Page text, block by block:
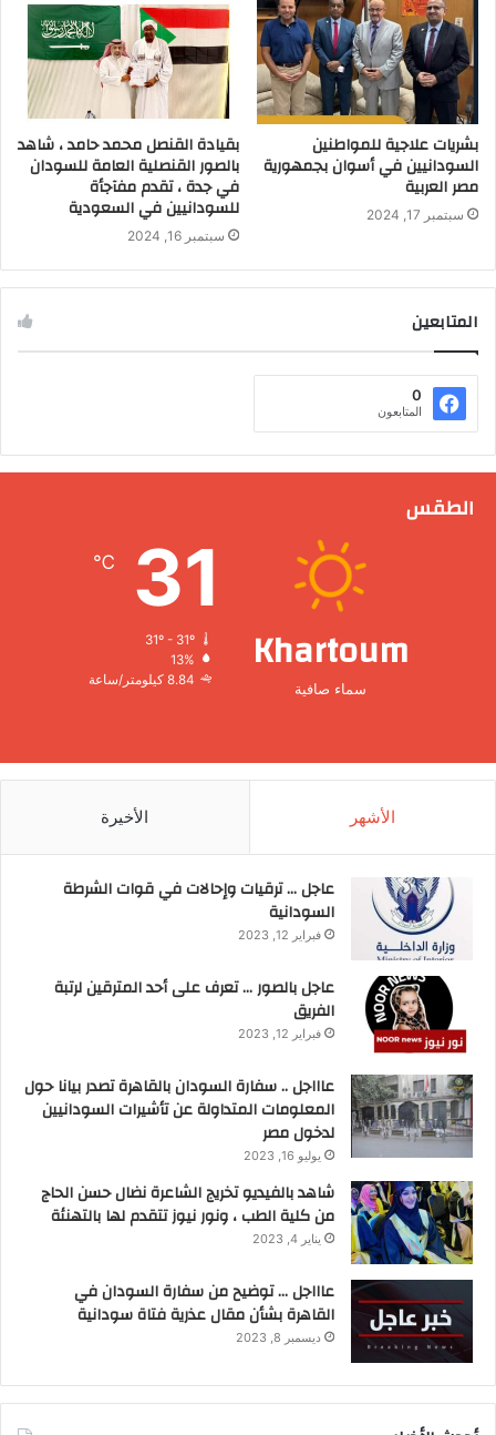
بشريات علاجية للمواطنين
السودانيين في أسوان بجمهورية
مصر العربية
سبتمبر 17, 2024
بقيادة القنصل محمد حامد ، شاهد
بالصور القنصلية العامة للسودان
في جدة ، تقدم مفآجأة
للسودانيين في السعودية
سبتمبر 16, 2024
المتابعين
0
المتابعون
الطقس
Khartoum
سماء صافية
31
℃
31º - 31º
13%
8.84 كيلومتر/ساعة
الأشهر الأخيرة
عاجل … ترقيات وإحالات في قوات الشرطة
السودانية
فبراير 12, 2023
عاجل بالصور … تعرف على أحد المترقين لرتبة
الفريق
فبراير 12, 2023
عاااجل .. سفارة السودان بالقاهرة تصدر بيانا حول
المعلومات المتداولة عن تأشيرات السودانيين
لدخول مصر
يوليو 16, 2023
شاهد بالفيديو تخريج الشاعرة نضال حسن الحاج
من كلية الطب ، ونور نيوز تتقدم لها بالتهنئة
يناير 4, 2023
عاااجل … توضيح من سفارة السودان في
القاهرة بشأن مقال عذرية فتاة سودانية
ديسمبر 8, 2023